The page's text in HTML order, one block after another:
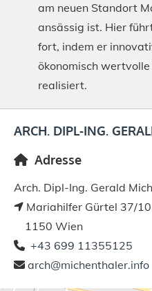
am neuen Standort
ansässig ist. Hier
fort, indem er
ökonomisch
realisiert.
ARCH. DIPL-ING.
Adresse
Arch. Dipl-Ing. Gerald
 Mariahilfer Gürtel 37/10
1150 Wien
 +43 699 11355125
 arch@michenthaler.info